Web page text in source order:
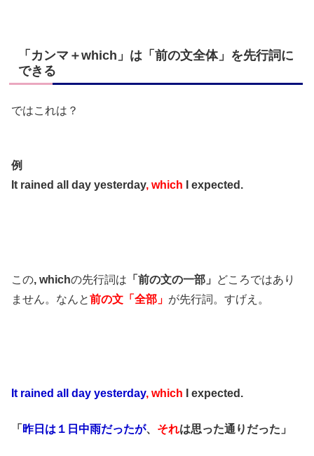
「カンマ＋which」は「前の文全体」を先行詞に
できる
ではこれは？
例
It rained all day yesterday, which I expected.
この, whichの先行詞は 「前の文の一部」
どころではあり
ません。なんと前の文「全部」 が先行詞。すげえ。
It rained all day yesterday, which I expected.
「 昨日は１日中雨だったが、 それは思った通りだった」